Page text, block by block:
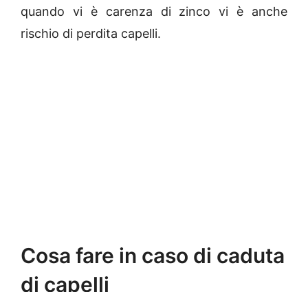
quando vi è carenza di zinco vi è anche
rischio di perdita capelli.
Cosa fare in caso di caduta
di capelli